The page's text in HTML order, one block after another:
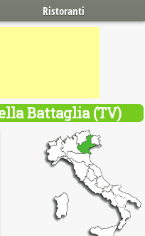
Ristoranti
Battaglia (TV)